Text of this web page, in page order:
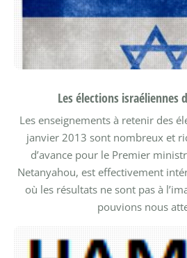
Les élections israéliennes
Les enseignements à retenir des
janvier 2013 sont nombreux et
d’avance pour le Premier
Netanyahou, est effectivement
où les résultats ne sont pas à
pouvions nous